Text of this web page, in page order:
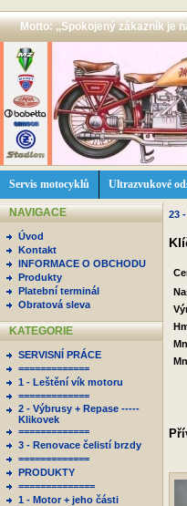
Motto: ,,Spokojený zákazník je
Servis motocyklů Ultrazvukové
NAVIGACE
Úvod
Kontakt
INFORMACE O OBCHODU
Produkty
Platební terminál
Obratová sleva
KATEGORIE
SERVISNÍ PRÁCE
=============
1 - Leštění vík motoru
=============
2 - Výbrusy + Repase -----
Klikovek
=============
3 - Renovace čelistí brzdy
=============
PRODUKTY
==============
1 - Motor + jeho části
23